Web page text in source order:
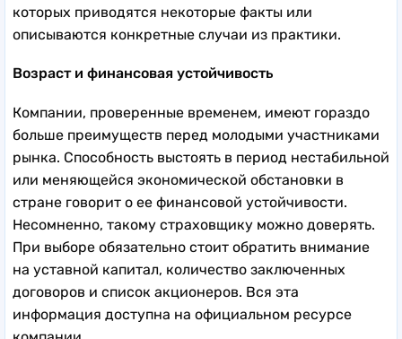
которых приводятся некоторые факты или
описываются конкретные случаи из практики.
Возраст и финансовая устойчивость
Компании, проверенные временем, имеют гораздо
больше преимуществ перед молодыми участниками
рынка. Способность выстоять в период нестабильной
или меняющейся экономической обстановки в
стране говорит о ее финансовой устойчивости.
Несомненно, такому страховщику можно доверять.
При выборе обязательно стоит обратить внимание
на уставной капитал, количество заключенных
договоров и список акционеров. Вся эта
информация доступна на официальном ресурсе